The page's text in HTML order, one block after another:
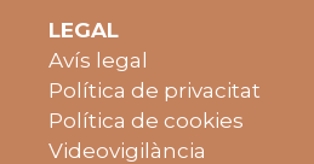
LEGAL
Avís legal
Política de privacitat
Política de cookies
Videovigilància